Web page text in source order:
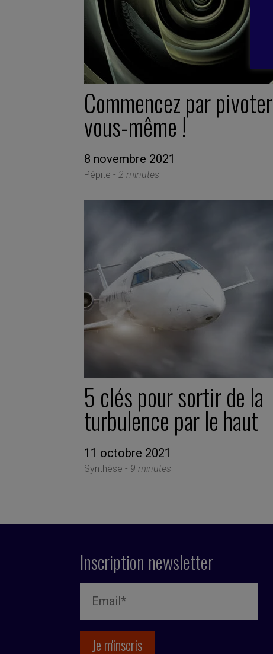
Commencez par pivoter
vous-même !
8 novembre 2021
Pépite - 2 minutes
5 clés pour sortir de la
turbulence par le haut
11 octobre 2021
Synthèse - 9 minutes
Inscription newsletter